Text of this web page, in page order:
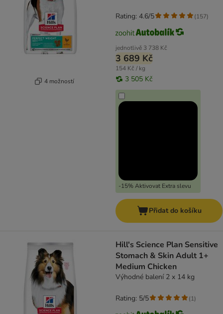
4 možností
jednotlivě 3 738 Kč
3 689 Kč
154 Kč / kg
3 505 Kč
-15% Aktivovat Extra slevu
Rating: 4.6/5 (157)
Přidat do košíku
Hill's Science Plan Sensitive
Stomach & Skin Adult 1+
Medium Chicken
Výhodné balení 2 x 14 kg
Rating: 5/5 (1)